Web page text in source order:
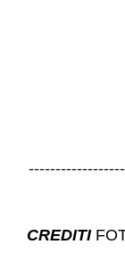
CREDITI